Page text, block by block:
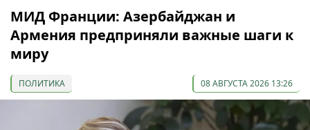
МИД Франции: Азербайджан и
Армения предприняли важные шаги к
миру
ПОЛИТИКА 08 АВГУСТА 2026 13:26